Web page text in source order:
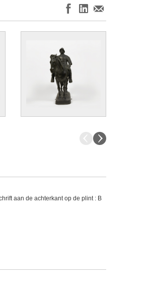
aan de achterkant op de plint : B